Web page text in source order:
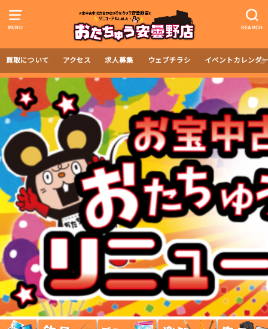
MENU SEARCH
買取について アクセス 求人募集 ウェブチラシ イベントカレンダ